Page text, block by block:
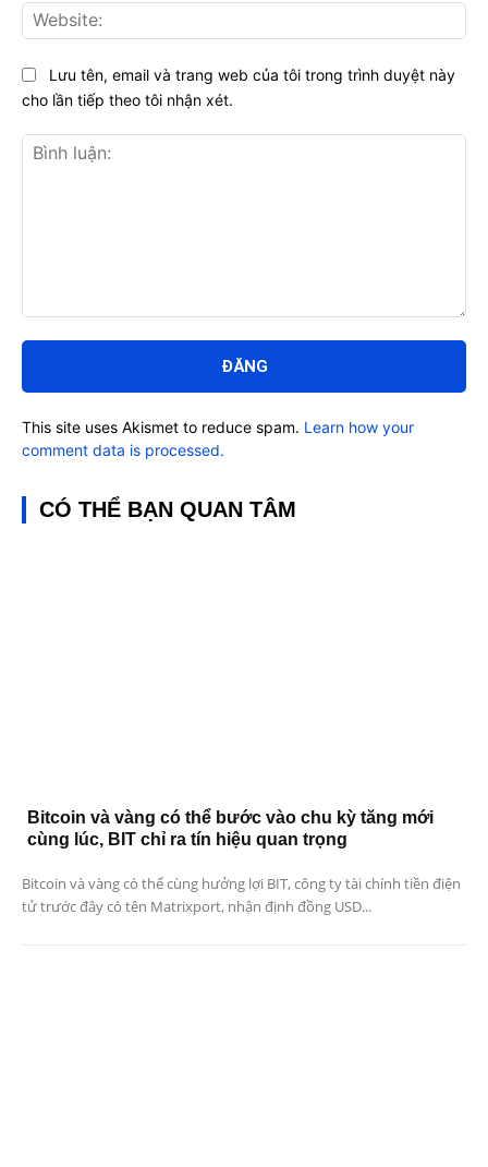
luận:
Lưu tên, email và trang web của tôi trong trình duyệt này
cho lần tiếp theo tôi nhận xét.
This site uses Akismet to reduce spam. Learn how your
comment data is processed.
CÓ THỂ BẠN QUAN TÂM
Bitcoin và vàng có thể bước vào chu kỳ tăng mới
cùng lúc, BIT chỉ ra tín hiệu quan trọng
Bitcoin và vàng có thể cùng hưởng lợi BIT, công ty tài chính tiền điện
tử trước đây có tên Matrixport, nhận định đồng USD...